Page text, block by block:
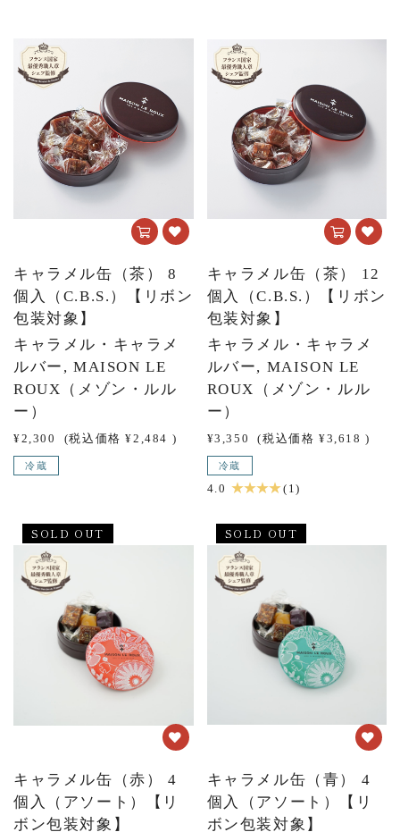
キャラメル缶（茶） 8
個入（C.B.S.）【リボン
包装対象】
キャラメル・キャラメ
ルバー, MAISON LE
ROUX（メゾン・ルル
ー）
¥2,300 (税込価格 ¥2,484 )
冷蔵
キャラメル缶（茶） 12
個入（C.B.S.）【リボン
包装対象】
キャラメル・キャラメ
ルバー, MAISON LE
ROUX（メゾン・ルル
ー）
¥3,350 (税込価格 ¥3,618 )
冷蔵
4.0 ★ ★ ★ ★(1)
SOLD OUT
キャラメル缶（赤） 4
個入（アソート）【リ
ボン包装対象】
SOLD OUT
キャラメル缶（青） 4
個入（アソート）【リ
ボン包装対象】